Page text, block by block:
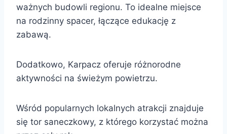
ważnych budowli regionu. To idealne miejsce
na rodzinny spacer, łączące edukację z
zabawą.
Dodatkowo, Karpacz oferuje różnorodne
aktywności na świeżym powietrzu.
Wśród popularnych lokalnych atrakcji znajduje
się tor saneczkowy, z którego korzystać można